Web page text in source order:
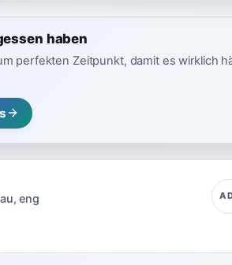
haben
perfekten Zeitpunkt, damit es wirklich
,eng